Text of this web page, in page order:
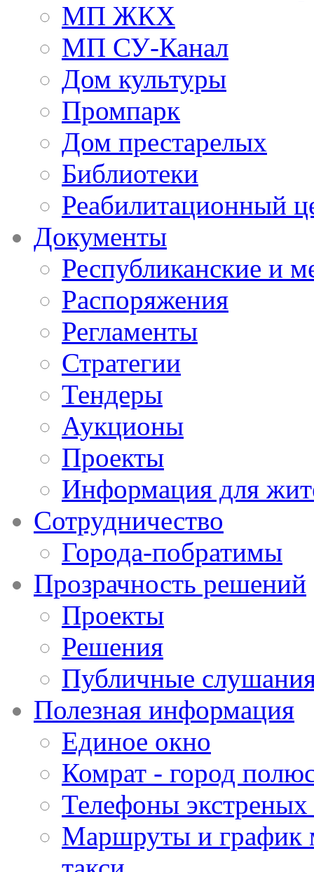
МП ЖКХ
МП СУ-Канал
Дом культуры
Промпарк
Дом престарелых
Библиотеки
Реабилитационный
Документы
Республиканские и
Распоряжения
Регламенты
Стратегии
Тендеры
Аукционы
Проекты
Информация для
Сотрудничество
Города-побратимы
Прозрачность решений
Проекты
Решения
Публичные
Полезная информация
Единое окно
Комрат - город
Телефоны
Маршруты и график